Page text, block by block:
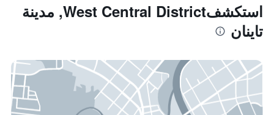
استكشفWest Central District, مدينة
تاينان